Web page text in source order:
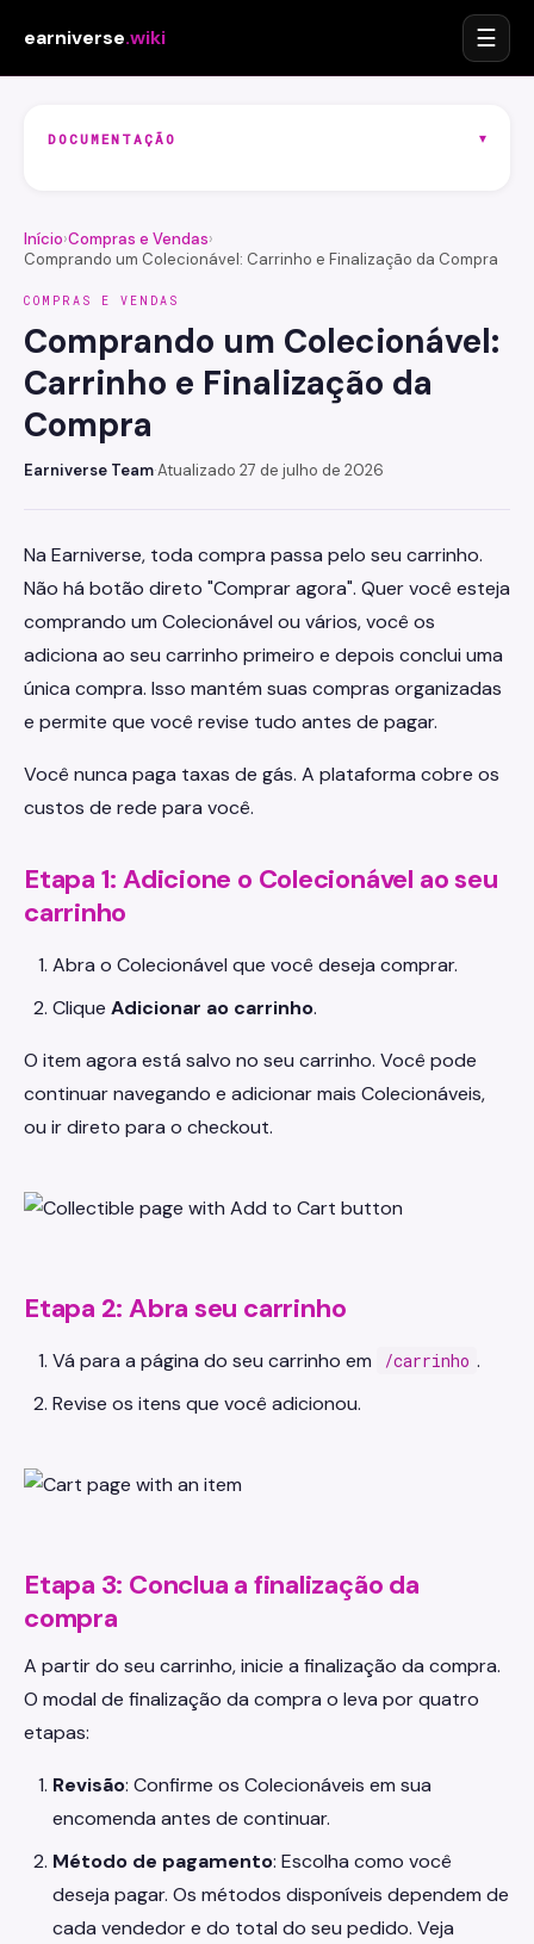
earniverse.wiki ☰
DOCUMENTAÇÃO ▾
Início›Compras e Vendas›
Comprando um Colecionável: Carrinho e Finalização da Compra
COMPRAS E VENDAS
Comprando um Colecionável:
Carrinho e Finalização da
Compra
Earniverse Team·Atualizado 27 de julho de 2026
Na Earniverse, toda compra passa pelo seu carrinho.
Não há botão direto "Comprar agora". Quer você esteja
comprando um Colecionável ou vários, você os
adiciona ao seu carrinho primeiro e depois conclui uma
única compra. Isso mantém suas compras organizadas
e permite que você revise tudo antes de pagar.
Você nunca paga taxas de gás. A plataforma cobre os
custos de rede para você.
Etapa 1: Adicione o Colecionável ao seu
carrinho
Abra o Colecionável que você deseja comprar.
Clique Adicionar ao carrinho.
O item agora está salvo no seu carrinho. Você pode
continuar navegando e adicionar mais Colecionáveis,
ou ir direto para o checkout.
Etapa 2: Abra seu carrinho
Vá para a página do seu carrinho em /carrinho .
Revise os itens que você adicionou.
Etapa 3: Conclua a finalização da
compra
A partir do seu carrinho, inicie a finalização da compra.
O modal de finalização da compra o leva por quatro
etapas:
Revisão: Confirme os Colecionáveis em sua
encomenda antes de continuar.
Método de pagamento: Escolha como você
deseja pagar. Os métodos disponíveis dependem de
cada vendedor e do total do seu pedido. Veja